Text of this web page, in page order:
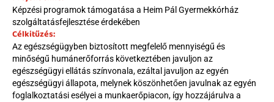
Képzési programok támogatása a Heim Pál Gyermekkórház
szolgáltatásfejlesztése érdekében
Célkitűzés:
Az egészségügyben biztosított megfelelő mennyiségű és
minőségű humánerőforrás következtében javuljon az
egészségügyi ellátás színvonala, ezáltal javuljon az egyén
egészségügyi állapota, melynek köszönhetően javulnak az egyén
foglalkoztatási esélyei a munkaerőpiacon, így hozzájárulva a